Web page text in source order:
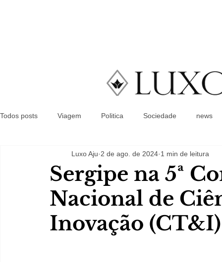
Todos posts Viagem Politica Sociedade news
Sergipe na 5ª
Nacional de
Inovação (CT&I)
Luxo Aju 2 de ago. de 2024 1 min de leitura